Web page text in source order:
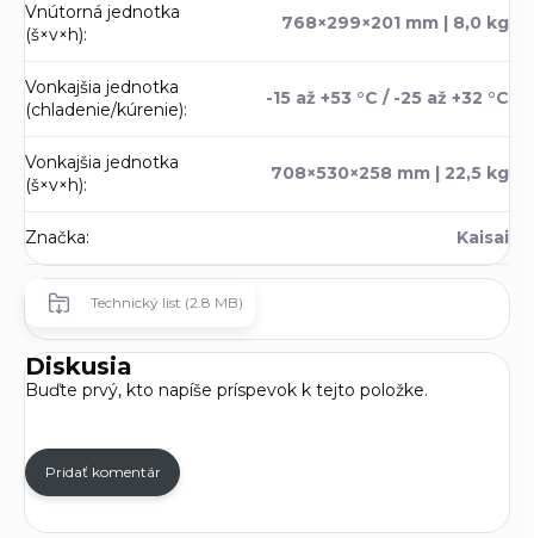
Vnútorná jednotka
(š×v×h):
768×299×201 mm | 8,0 kg
Vonkajšia jednotka
(chladenie/kúrenie):
-15 až +53 °C / -25 až +32 °C
Vonkajšia jednotka
(š×v×h):
708×530×258 mm | 22,5 kg
Značka: Kaisai
Technický list (2.8 MB)
Diskusia
Buďte prvý, kto napíše príspevok k tejto položke.
Pridať komentár